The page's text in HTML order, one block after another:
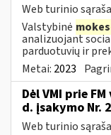
Web turinio
Valstybinė
analizuojant
parduotuvių ir
Metai: 2023
Dėl VMI prie
d. įsakymo Nr.
Web turinio